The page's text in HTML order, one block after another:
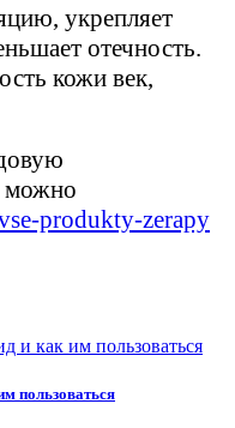
укрепляет
отечность.
кожи век,
можно
produkty-zerapy
пользоваться